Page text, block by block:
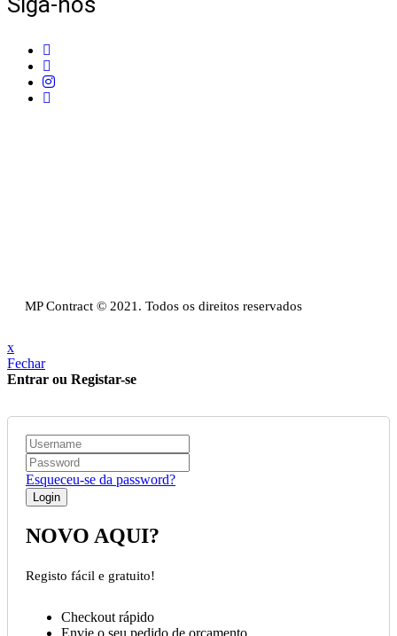
MP Contract © 2021. Todos os direitos reservados
x
Fechar
Entrar ou Registar-se
Esqueceu-se da password?
NOVO AQUI?
Registo fácil e gratuito!
Checkout rápido